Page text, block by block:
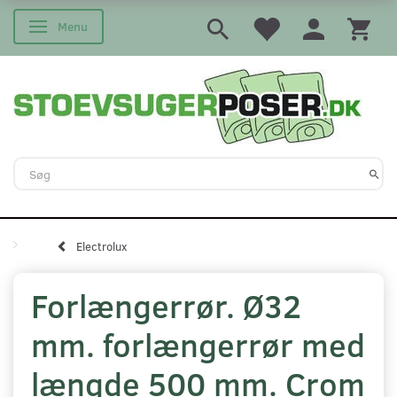
Skifte navigation
Menu
Electrolux
Forlængerrør. Ø32
mm. forlængerrør med
længde 500 mm. Crom